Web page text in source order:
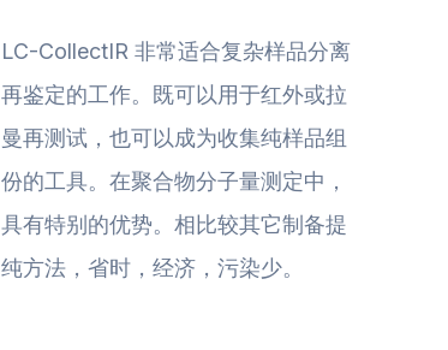
LC-CollectIR 非常适合复杂样品分离
再鉴定的工作。既可以用于红外或拉
曼再测试，也可以成为收集纯样品组
份的工具。在聚合物分子量测定中，
具有特别的优势。相比较其它制备提
纯方法，省时，经济，污染少。